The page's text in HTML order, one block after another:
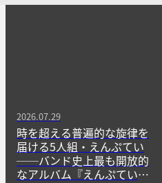
2026.07.29
時を超える普遍的な旋律を
届ける5人組・えんぷてい
──バンド史上最も開放的
なアルバム『えんぷてい』